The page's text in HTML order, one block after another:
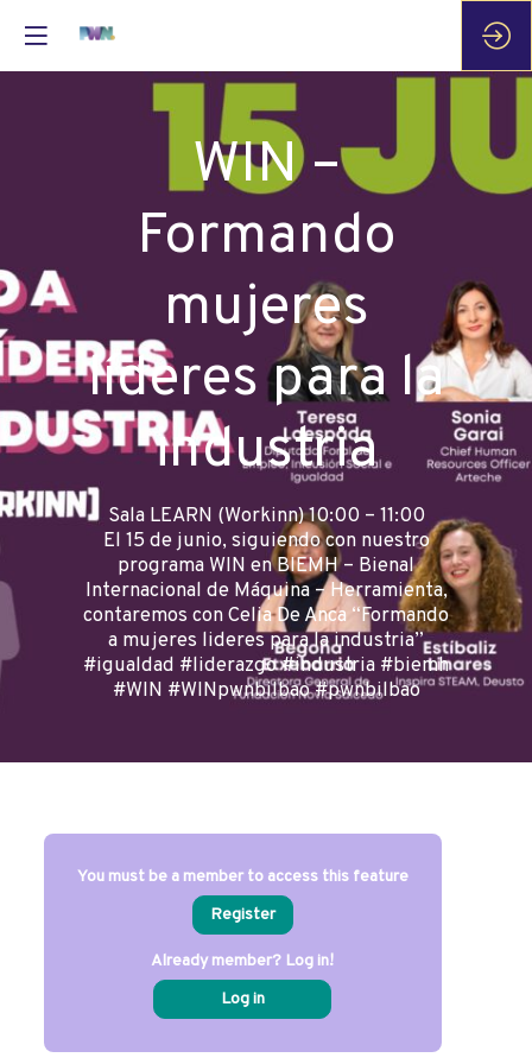
WIN –
Formando
mujeres
líderes para la
industria
Sala LEARN (Workinn) 10:00 – 11:00
El 15 de junio, siguiendo con nuestro
programa WIN en BIEMH – Bienal
Internacional de Máquina – Herramienta,
contaremos con Celia De Anca “Formando
a mujeres lideres para la industria”
#igualdad #liderazgo #industria #biemh
#WIN #WINpwnbilbao #pwnbilbao
You must be a member to access this feature
Register
Already member? Log in!
Log in